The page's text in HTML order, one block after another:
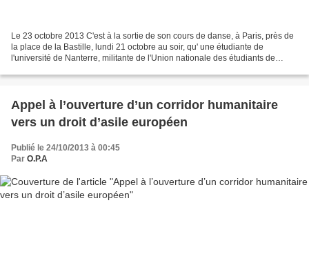
Le 23 octobre 2013 C'est à la sortie de son cours de danse, à Paris, près de
la place de la Bastille, lundi 21 octobre au soir, qu' une étudiante de
l'université de Nanterre, militante de l'Union nationale des étudiants de
Appel à l’ouverture d’un corridor humanitaire
vers un droit d’asile européen
Publié le 24/10/2013 à 00:45
Par O.P.A